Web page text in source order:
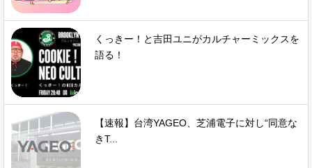
くっきー！と吉田ユニがカルチャーミックスを
語る！
【速報】台湾YAGEO、芝浦電子に対し“同意な
きT...